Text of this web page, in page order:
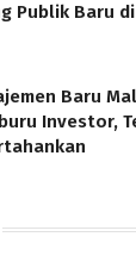
Publik Baru
Baru
Investor,